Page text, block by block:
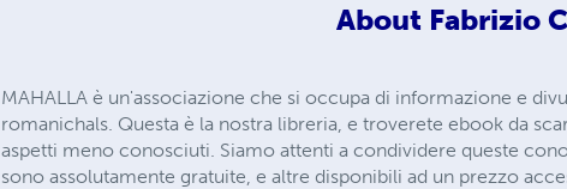
About Fabrizio
MAHALLA è un'associazione che si occupa di informazione e
romanichals. Questa è la nostra libreria, e troverete ebook da
aspetti meno conosciuti. Siamo attenti a condividere queste
sono assolutamente gratuite, e altre disponibili ad un prezzo